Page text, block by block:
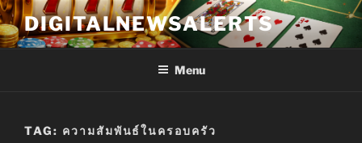
Skip
to
content
DIGITALNEWSALERTS
Menu
TAG: ความสัมพันธ์ในครอบครัว